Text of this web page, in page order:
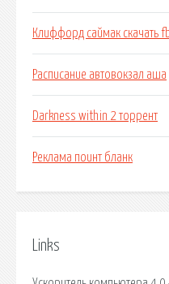
Клиффорд саймак скачать
Расписание автовокзал аша
Darkness within 2 торрент
Реклама поинт бланк
Links